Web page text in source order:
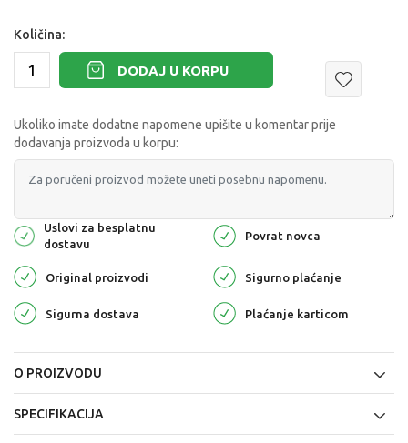
Količina:
DODAJ U KORPU
Ukoliko imate dodatne napomene upišite u komentar prije
dodavanja proizvoda u korpu:
Uslovi za besplatnu
dostavu
Povrat novca
Original proizvodi Sigurno plaćanje
Sigurna dostava Plaćanje karticom
O PROIZVODU
SPECIFIKACIJA